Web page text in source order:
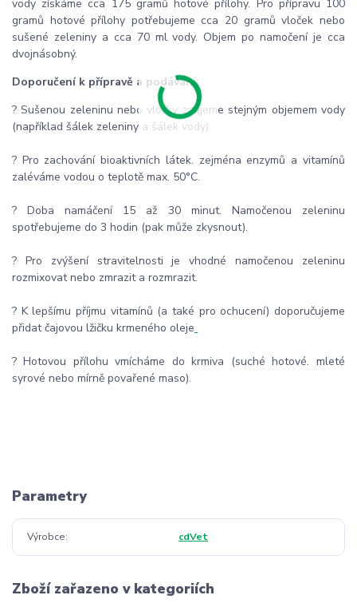
vody získáme cca 175 gramů hotové přílohy. Pro přípravu 100
gramů hotové přílohy potřebujeme cca 20 gramů vloček nebo
sušené zeleniny a cca 70 ml vody. Objem po namočení je cca
dvojnásobný.
Doporučení k přípravě a podávání:
? Sušenou zeleninu nebo vločky zalijeme stejným objemem vody
(například šálek zeleniny a šálek vody).
? Pro zachování bioaktivních látek. zejména enzymů a vitamínů
zaléváme vodou o teplotě max. 50°C.
? Doba namáčení 15 až 30 minut. Namočenou zeleninu
spotřebujeme do 3 hodin (pak může zkysnout).
? Pro zvýšení stravitelnosti je vhodné namočenou zeleninu
rozmixovat nebo zmrazit a rozmrazit.
? K lepšímu příjmu vitamínů (a také pro ochucení) doporučujeme
přidat čajovou lžičku krmeného oleje
? Hotovou přílohu vmícháme do krmiva (suché hotové. mleté
syrové nebo mírně povařené maso).
Parametry
Výrobce cdVet
Zboží zařazeno v kategoriích